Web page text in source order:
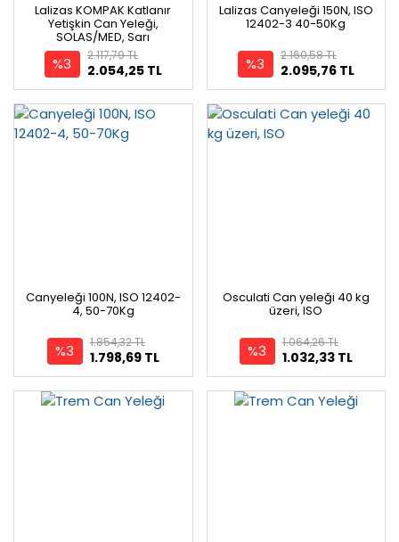
Lalizas KOMPAK Katlanır
Yetişkin Can Yeleği,
SOLAS/MED, Sarı
%3 2.054,25 TL
2.117,79 TL
Lalizas Canyeleği 150N, ISO
12402-3 40-50Kg
%3 2.095,76 TL
2.160,58 TL
Canyeleği 100N, ISO 12402-
4, 50-70Kg
%3 1.798,69 TL
1.854,32 TL
Osculati Can yeleği 40 kg
üzeri, ISO
%3 1.032,33 TL
1.064,26 TL